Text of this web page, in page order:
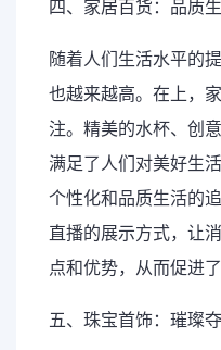
四、家居百货：品质
随着人们生活水平的
也越来越高。在上，
注。精美的水杯、创
满足了人们对美好生
个性化和品质生活的
直播的展示方式，让
点和优势，从而促进
五、珠宝首饰：璀璨